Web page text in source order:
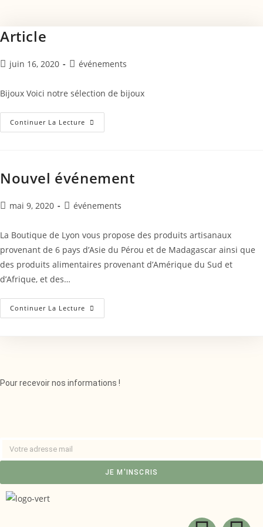
Article
juin 16, 2020 événements
Bijoux Voici notre sélection de bijoux
Continuer La Lecture
Nouvel événement
mai 9, 2020 événements
La Boutique de Lyon vous propose des produits artisanaux
provenant de 6 pays d’Asie du Pérou et de Madagascar ainsi que
des produits alimentaires provenant d’Amérique du Sud et
d’Afrique, et des…
Continuer La Lecture
Pour recevoir nos informations !
JE M'INSCRIS